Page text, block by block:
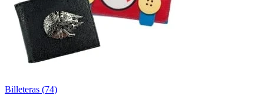
Billeteras (74)